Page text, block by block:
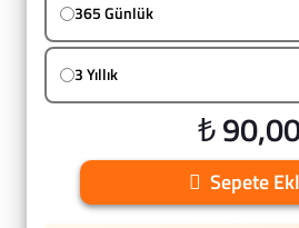
365 Günlük
3 Yıllık
₺
Sepete